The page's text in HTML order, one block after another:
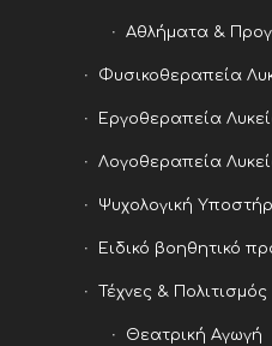
Αθλήματα &
Φυσικοθεραπεία
Εργοθεραπεία
Λογοθεραπεία
Ψυχολογική
Ειδικό βοηθητικό
Τέχνες & Πολιτισμός
Θεατρική Αγωγή